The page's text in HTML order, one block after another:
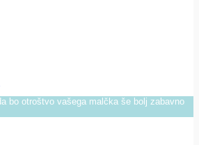
bo otroštvo vašega malčka še bolj zabavno